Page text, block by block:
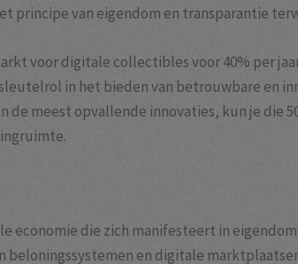
principe van eigendom en transparantie
voor digitale collectibles voor 40% per
in het bieden van betrouwbare en
meest opvallende innovaties, kun je die
economie die zich manifesteert in
en digitale